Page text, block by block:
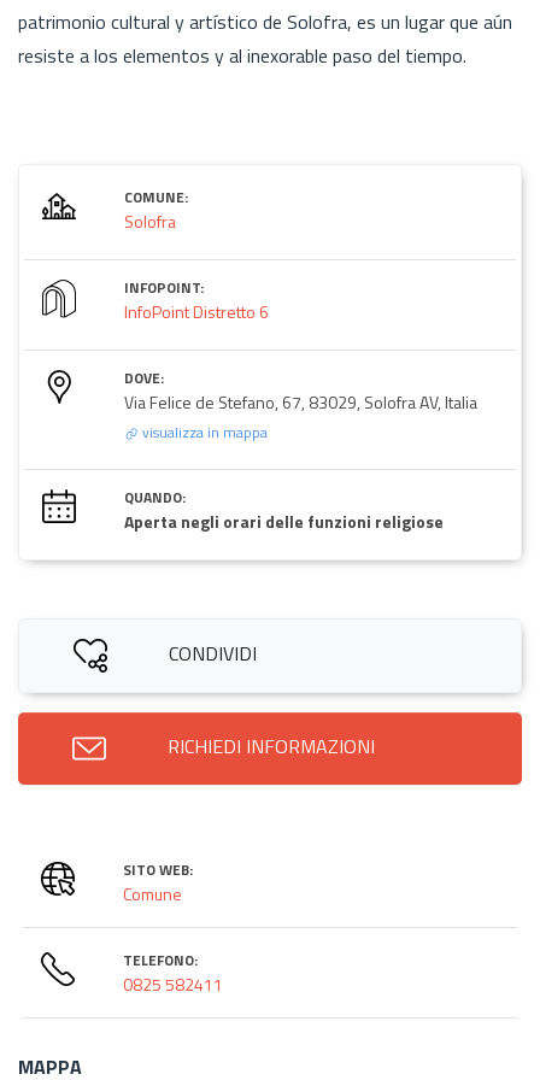
patrimonio cultural y artístico de Solofra, es un lugar que aún
resiste a los elementos y al inexorable paso del tiempo.
COMUNE:
Solofra
INFOPOINT:
InfoPoint Distretto 6
DOVE:
Via Felice de Stefano, 67, 83029, Solofra AV, Italia
visualizza in mappa
QUANDO:
Aperta negli orari delle funzioni religiose
CONDIVIDI
RICHIEDI INFORMAZIONI
SITO WEB:
Comune
TELEFONO:
0825 582411
MAPPA